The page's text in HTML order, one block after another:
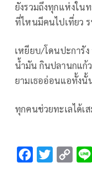
ยังรวมถึงทุกแห่งใน
ที่ไหนมีคนไปเที่ยว
เหยียบ/โดนปะการัง
น้ำมัน กินปลานกแก้
ยามเธออ่อนแอทั้งนั้
ทุกคนช่วยทะเลได้เ
F T C